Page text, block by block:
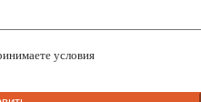
условия